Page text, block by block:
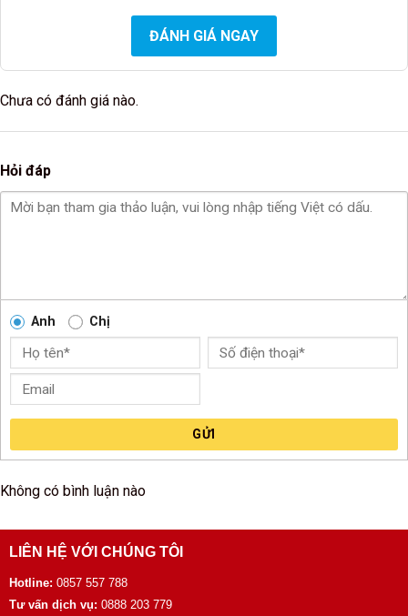
ĐÁNH GIÁ NGAY
Chưa có đánh giá nào.
Hỏi đáp
Anh Chị
GỬI
Không có bình luận nào
LIÊN HỆ VỚI CHÚNG TÔI
Hotline: 0857 557 788
Tư vấn dịch vụ: 0888 203 779